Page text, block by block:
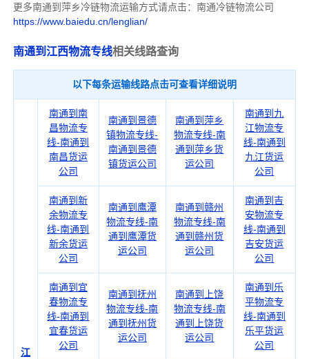
更多南通到萍乡冷链物流运输方式请点击：南通冷链物流公司
https://www.baiedu.cn/lenglian/
南通到江西物流专线相关线路查询
以下每条运输线路点击可查看详细说明
江
南通到南
昌物流专
线-南通到
南昌货运
公司
南通到景德
镇物流专线-
南通到景德
镇货运公司
南通到萍乡
物流专线-南
通到萍乡货
运公司
南通到九
江物流专
线-南通到
九江货运
公司
南通到新
余物流专
线-南通到
新余货运
公司
南通到鹰潭
物流专线-南
通到鹰潭货
运公司
南通到赣州
物流专线-南
通到赣州货
运公司
南通到吉
安物流专
线-南通到
吉安货运
公司
南通到宜
春物流专
线-南通到
宜春货运
公司
南通到抚州
物流专线-南
通到抚州货
运公司
南通到上饶
物流专线-南
通到上饶货
运公司
南通到乐
平物流专
线-南通到
乐平货运
公司